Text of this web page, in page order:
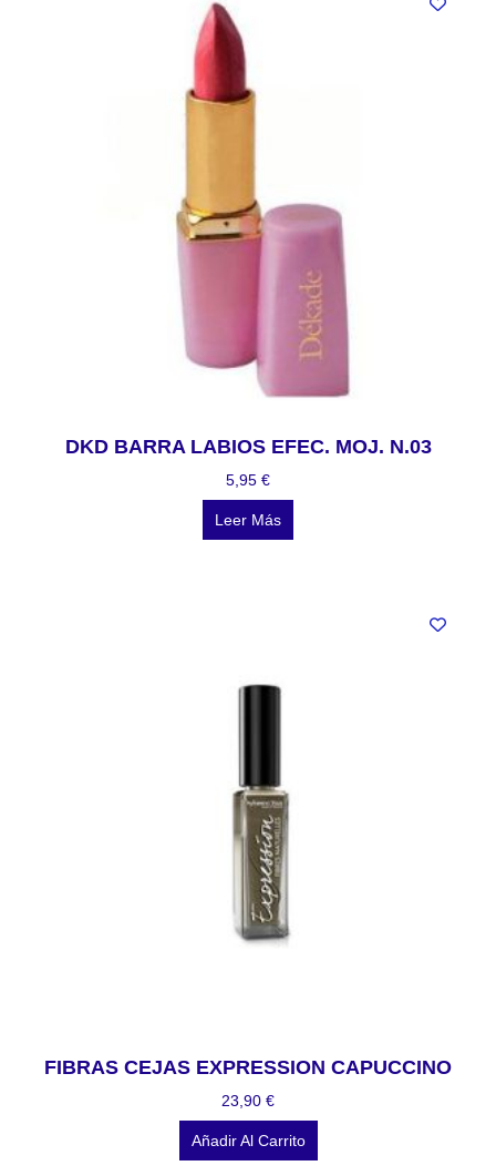
DKD BARRA LABIOS EFEC. MOJ. N.03
5,95 €
Leer Más
FIBRAS CEJAS EXPRESSION CAPUCCINO
23,90 €
Añadir Al Carrito